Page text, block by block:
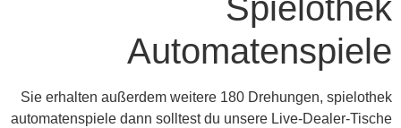
Sie